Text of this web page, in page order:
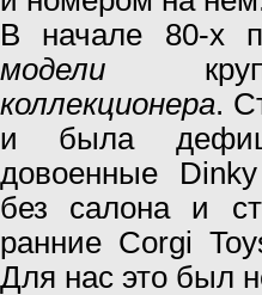
В начале 80-х
модели
коллекционера.
и была
довоенные
без салона и
ранние Corgi
Для нас это был